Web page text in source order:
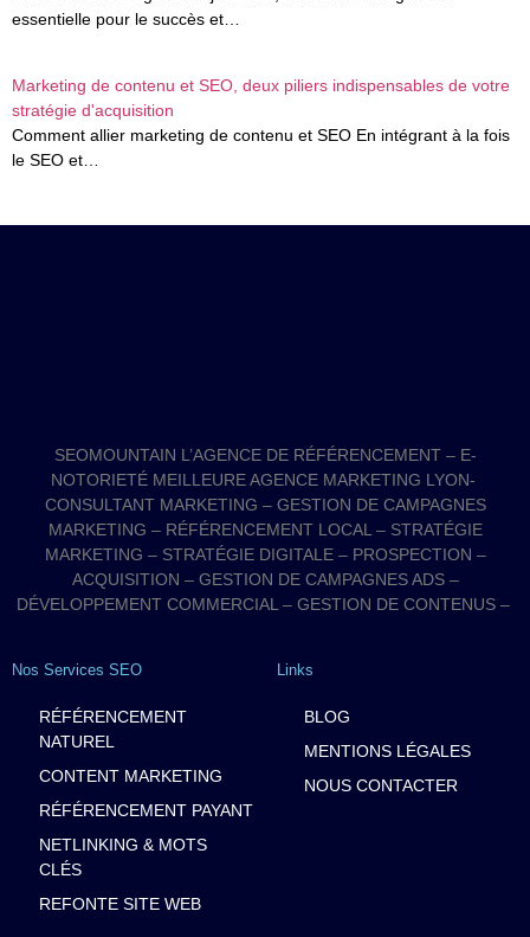
essentielle pour le succès et…
Marketing de contenu et SEO, deux piliers indispensables de votre
stratégie d'acquisition
Comment allier marketing de contenu et SEO En intégrant à la fois
le SEO et…
SEOMOUNTAIN L’AGENCE DE RÉFÉRENCEMENT – E-
NOTORIETÉ MEILLEURE AGENCE MARKETING LYON-
CONSULTANT MARKETING – GESTION DE CAMPAGNES
MARKETING – RÉFÉRENCEMENT LOCAL – STRATÉGIE
MARKETING – STRATÉGIE DIGITALE – PROSPECTION –
ACQUISITION – GESTION DE CAMPAGNES ADS –
DÉVELOPPEMENT COMMERCIAL – GESTION DE CONTENUS –
Nos Services SEO
RÉFÉRENCEMENT
NATUREL
CONTENT MARKETING
RÉFÉRENCEMENT PAYANT
NETLINKING & MOTS
CLÉS
REFONTE SITE WEB
Links
BLOG
MENTIONS LÉGALES
NOUS CONTACTER